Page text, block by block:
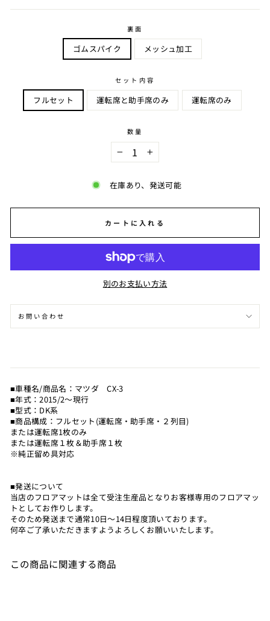
格
裏面
ゴムスパイク メッシュ加工
セット内容
フルセット 運転席と助手席のみ 運転席のみ
数量
+
在庫あり、発送可能
カートに入れる
別のお支払い方法
お問い合わせ
■車種名/商品名：マツダ CX-3
■年式：2015/2～現行
■型式：DK系
■商品構成：フルセット(運転席・助手席・２列目)
または運転席1枚のみ
または運転席１枚＆助手席１枚
※純正留め具対応
■発送について
当店のフロアマットは全て受注生産品となりお客様専用のフロアマッ
トとしてお作りします。
そのため発送まで通常10日～14日程度頂いております。
何卒ご了承いただきますようよろしくお願いいたします。
この商品に関連する商品